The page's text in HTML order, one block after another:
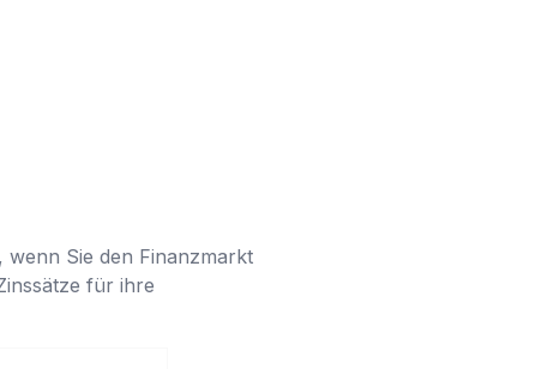
wenn Sie den Finanzmarkt
für ihre